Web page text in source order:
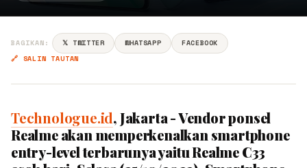
BAGIKAN: 𝕏 TWITTER WHATSAPP
FACEBOOK
🔗 SALIN TAUTAN
Technologue.id, Jakarta - Vendor ponsel
Realme akan memperkenalkan smartphone
entry-level terbarunya yaitu Realme C33